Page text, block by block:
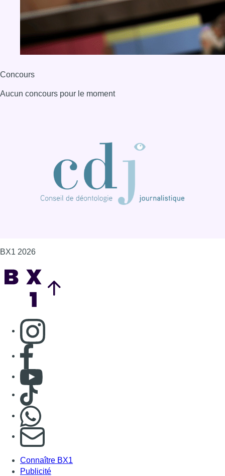
Concours
Aucun concours pour le moment
BX1 2026
Consulter page Instagram
Consulter page Facebook
Consulter Youtube
Consulter TikTok
S'abonner à notre newsletter
Connaître BX1
Publicité